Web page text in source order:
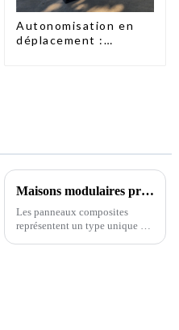
Autonomisation en
déplacement :
Maisons modulaires préfabriquées de luxe à faible coût avec panneaux sandwich
Les panneaux composites
représentent un type unique de